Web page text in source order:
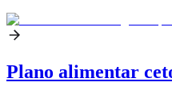
Plano alimentar